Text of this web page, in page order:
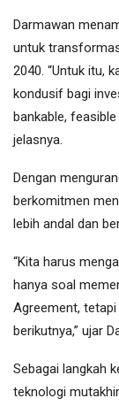
Darmawan
untuk
2040. “Untuk itu,
kondusif bagi
bankable,
jelasnya.
Dengan
berkomitmen
lebih andal dan
“Kita harus
hanya soal
Agreement,
berikutnya,” ujar
Sebagai langkah
teknologi